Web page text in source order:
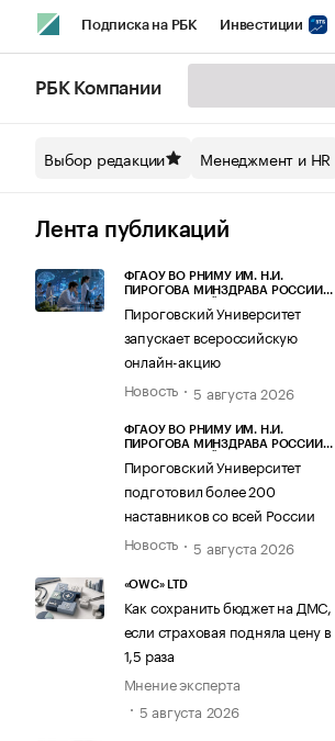
Подписка на РБК Инвестиции
Спецпроекты СПб
Технологии и медиа
РБК Компании
Выбор редакции Менеджмент и HR
Лента публикаций
ФГАОУ ВО РНИМУ ИМ. Н.И.
ПИРОГОВА МИНЗДРАВА РОССИИ
Пироговский Университет
запускает всероссийскую
онлайн-акцию
Новость
5 августа 2026
ФГАОУ ВО РНИМУ ИМ. Н.И.
ПИРОГОВА МИНЗДРАВА РОССИИ
Пироговский Университет
подготовил более 200
наставников со всей России
Новость
5 августа 2026
«OWC» LTD
Как сохранить бюджет на ДМС,
если страховая подняла цену в
1,5 раза
Мнение эксперта
5 августа 2026